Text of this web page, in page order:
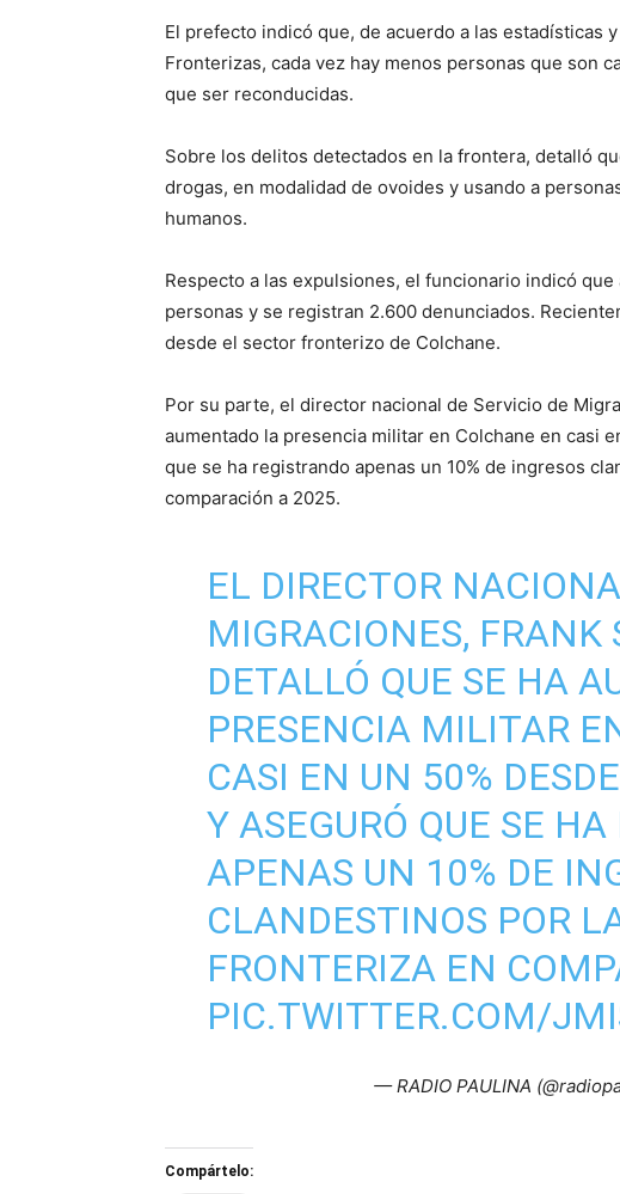
El prefecto indicó que, de acuerdo a las estadísticas
Fronterizas, cada vez hay menos personas que son
que ser reconducidas.
Sobre los delitos detectados en la frontera, detalló
drogas, en modalidad de ovoides y usando a
humanos.
Respecto a las expulsiones, el funcionario indicó
personas y se registran 2.600 denunciados.
desde el sector fronterizo de Colchane.
Por su parte, el director nacional de Servicio de
aumentado la presencia militar en Colchane en casi
que se ha registrando apenas un 10% de ingresos
comparación a 2025.
EL DIRECTOR
MIGRACIONES, FRANK
DETALLÓ QUE SE HA
PRESENCIA MILITAR
CASI EN UN 50%
Y ASEGURÓ QUE SE
APENAS UN 10% DE
CLANDESTINOS POR
FRONTERIZA EN
PIC.TWITTER.COM/
— RADIO PAULINA
Compártelo: